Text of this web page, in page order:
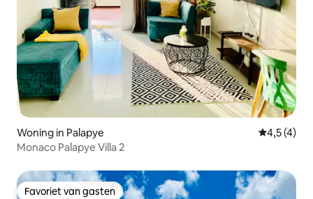
Woning in Palapye
4,5 (4)
Monaco Palapye Villa 2
Favoriet van gasten